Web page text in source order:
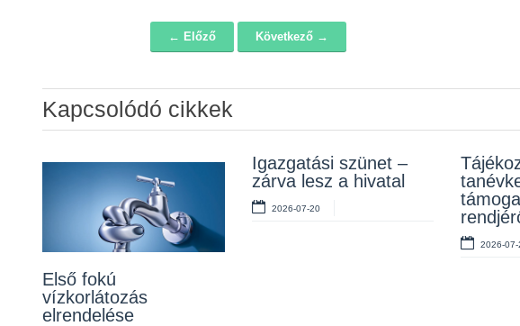
← Előző Következő →
Kapcsolódó cikkek
Első fokú
vízkorlátozás
elrendelése
Igazgatási szünet –
zárva lesz a hivatal
2026-07-20
2026-07-
Álláspályázat –
konyhai kisegítő
2026-07-20
Lakossági fórum az
Erzsébet téri fákról
2026-07-10
2026-